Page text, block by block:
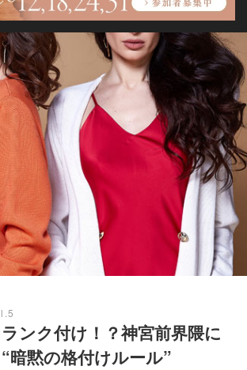
ンク付け！？神宮前界隈に
暗黙の格付けルール”